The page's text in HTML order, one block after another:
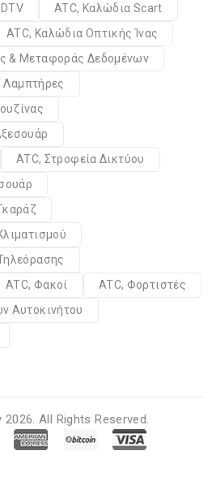
ATC, Καλώδια Scart
ATC, Καλώδια Οπτικής Ίνας
& Μεταφοράς Δεδομένων
Λαμπτήρες
ATC, Στροφεία Δικτύου
ATC, Φακοί
ATC, Φορτιστές
Αυτοκινήτου
All Rights Reserved.